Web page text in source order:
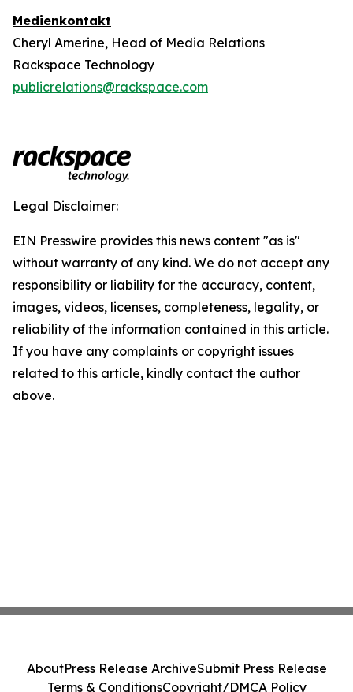
Medienkontakt
Cheryl Amerine, Head of Media Relations
Rackspace Technology
publicrelations@rackspace.com
Legal Disclaimer:
EIN Presswire provides this news content "as is"
without warranty of any kind. We do not accept any
responsibility or liability for the accuracy, content,
images, videos, licenses, completeness, legality, or
reliability of the information contained in this article.
If you have any complaints or copyright issues
related to this article, kindly contact the author
above.
AboutPress Release ArchiveSubmit Press Release
Terms & ConditionsCopyright/DMCA Policy